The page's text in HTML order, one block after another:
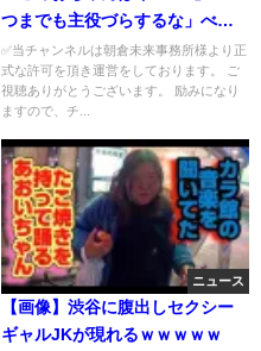
つまでも主役づらするな」べー
やんから煽られまくるこめおの
怒りが頂点に【朝倉未来切り抜
き ブレイキングダウン】
✅当チャンネルは朝倉未来事務所様より正
式な許可を頂き運営をしております。 ご
視聴ありがとうございます。 励みになり
ますので、チ...
ニュース
【画像】渋谷に腹出しセクシー
ギャルJKが現れるｗｗｗｗｗ